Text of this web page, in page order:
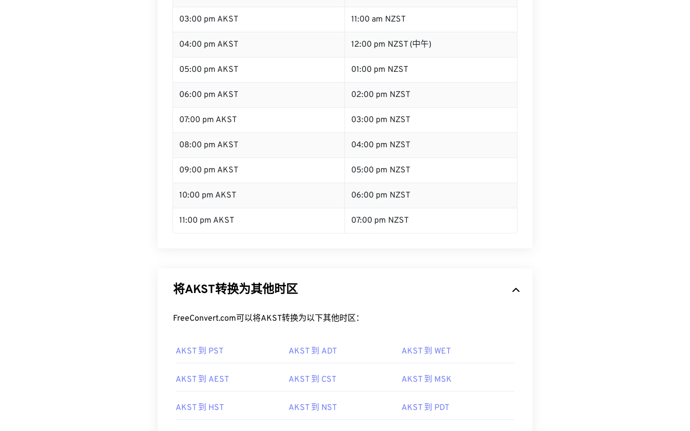
03:00 pm AKST 11:00 am NZST
04:00 pm AKST 12:00 pm NZST (中午)
05:00 pm AKST 01:00 pm NZST
06:00 pm AKST 02:00 pm NZST
07:00 pm AKST 03:00 pm NZST
08:00 pm AKST 04:00 pm NZST
09:00 pm AKST 05:00 pm NZST
10:00 pm AKST 06:00 pm NZST
11:00 pm AKST 07:00 pm NZST
将AKST转换为其他时区
FreeConvert.com可以将AKST转换为以下其他时区：
AKST 到 PST AKST 到 ADT AKST 到 WET
AKST 到 AEST AKST 到 CST AKST 到 MSK
AKST 到 HST AKST 到 NST AKST 到 PDT